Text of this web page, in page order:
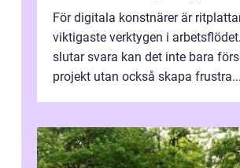
För digitala konstnärer är
viktigaste verktygen i
slutar svara kan det inte bara
projekt utan också skapa frustra...